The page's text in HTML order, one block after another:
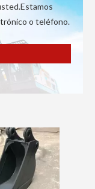
o teléfono.